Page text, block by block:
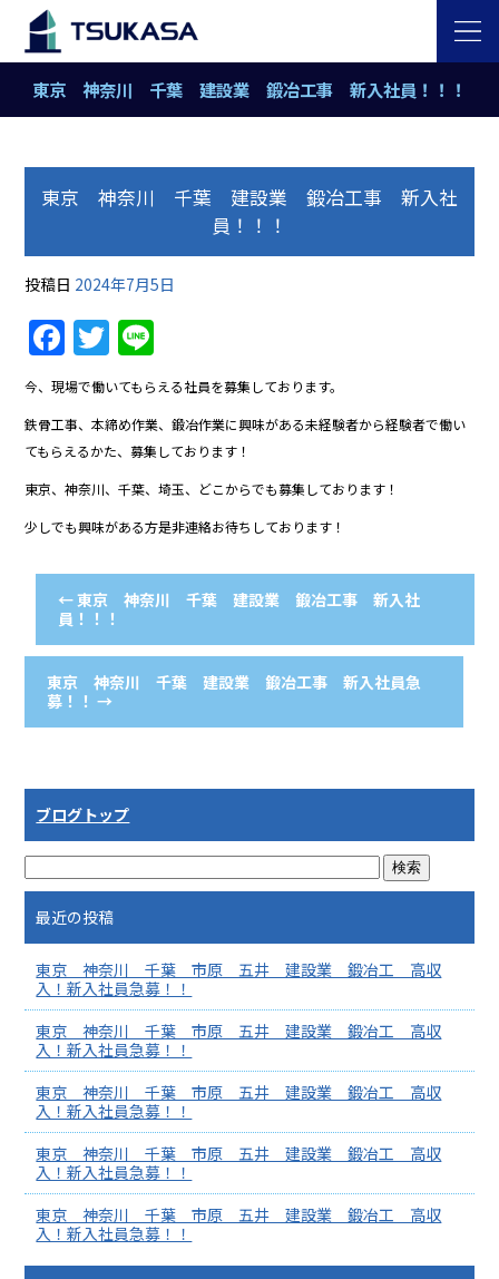
東京 神奈川 千葉 建設業 鍛冶工事 新入社員！！！
東京 神奈川 千葉 建設業 鍛冶工事 新入社
員！！！
投稿日 2024年7月5日
Facebook
Twitter
今、現場で働いてもらえる社員を募集しております。
鉄骨工事、本締め作業、鍛冶作業に興味がある未経験者から経験者で働い
てもらえるかた、募集しております！
東京、神奈川、千葉、埼玉、どこからでも募集しております！
少しでも興味がある方是非連絡お待ちしております！
←東京 神奈川 千葉 建設業 鍛冶工事 新入社
員！！！
東京 神奈川 千葉 建設業 鍛冶工事 新入社員急
募！！→
ブログトップ
最近の投稿
東京 神奈川 千葉 市原 五井 建設業 鍛冶工 高収
入！新入社員急募！！
東京 神奈川 千葉 市原 五井 建設業 鍛冶工 高収
入！新入社員急募！！
東京 神奈川 千葉 市原 五井 建設業 鍛冶工 高収
入！新入社員急募！！
東京 神奈川 千葉 市原 五井 建設業 鍛冶工 高収
入！新入社員急募！！
東京 神奈川 千葉 市原 五井 建設業 鍛冶工 高収
入！新入社員急募！！